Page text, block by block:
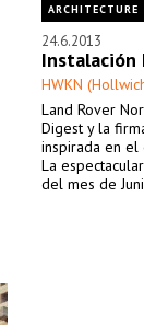
ARCHITECTURE
24.6.2013
Instalación
HWKN
Land Rover
Digest y la
inspirada en el
La
del mes de